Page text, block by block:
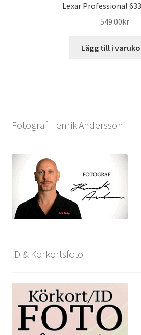
Lexar Professional
549.00kr
Lägg till i
Fotograf Henrik Andersson
ID & Körkortsfoto